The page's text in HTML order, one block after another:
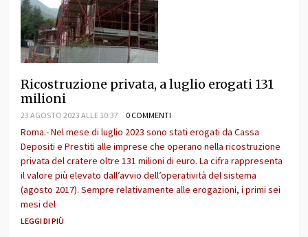
Ricostruzione privata, a luglio erogati 131
milioni
23 AGOSTO 2023 ALLE 10:37 0 COMMENTI
Roma.- Nel mese di luglio 2023 sono stati erogati da Cassa
Depositi e Prestiti alle imprese che operano nella ricostruzione
privata del cratere oltre 131 milioni di euro. La cifra rappresenta
il valore più elevato dall’avvio dell’operatività del sistema
(agosto 2017). Sempre relativamente alle erogazioni, i primi sei
mesi del
LEGGI DI PIÙ